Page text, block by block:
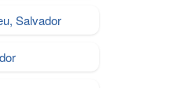
Salvador